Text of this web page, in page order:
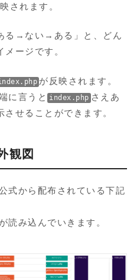
されます。
る→ない→ある」と、どん
ージです。
が反映されます。
に言うと index.php さえあ
せることができます。
観図
式から配布されている下記
読み込んでいきます。